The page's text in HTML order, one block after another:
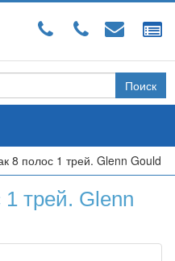
8 полос 1 трей. Glenn Gould
трей. Glenn